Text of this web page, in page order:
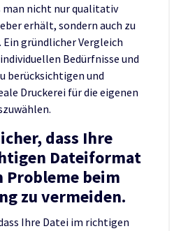
man nicht nur qualitativ
erhält, sondern auch zu
gründlicher Vergleich
Bedürfnisse und
berücksichtigen und
Druckerei für die eigenen
dass Ihre
Dateiformat
beim
zu vermeiden.
Ihre Datei im richtigen